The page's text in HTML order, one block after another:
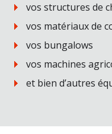
vos structures de
vos matériaux de
vos bungalows
vos machines
et bien d’autres